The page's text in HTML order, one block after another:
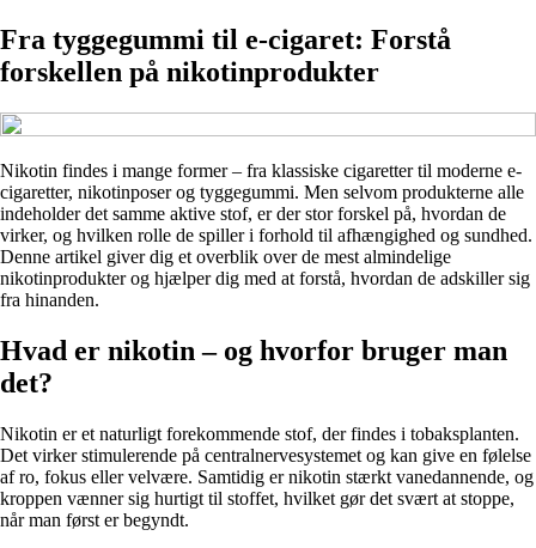
Fra tyggegummi til e-cigaret: Forstå
forskellen på nikotinprodukter
Nikotin findes i mange former – fra klassiske cigaretter til moderne e-
cigaretter, nikotinposer og tyggegummi. Men selvom produkterne alle
indeholder det samme aktive stof, er der stor forskel på, hvordan de
virker, og hvilken rolle de spiller i forhold til afhængighed og sundhed.
Denne artikel giver dig et overblik over de mest almindelige
nikotinprodukter og hjælper dig med at forstå, hvordan de adskiller sig
fra hinanden.
Hvad er nikotin – og hvorfor bruger man
det?
Nikotin er et naturligt forekommende stof, der findes i tobaksplanten.
Det virker stimulerende på centralnervesystemet og kan give en følelse
af ro, fokus eller velvære. Samtidig er nikotin stærkt vanedannende, og
kroppen vænner sig hurtigt til stoffet, hvilket gør det svært at stoppe,
når man først er begyndt.